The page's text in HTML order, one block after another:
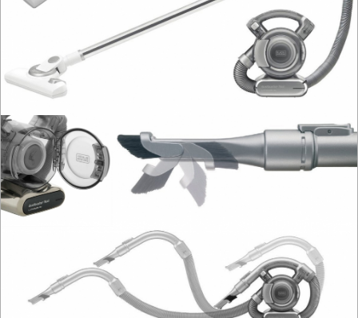
SPAWALNICTWO
URZĄDZENIA
ROZRUCHOWE
PROSTOWNIKI
I
OSPRZĘT
AGREGATY
ODZIEŻ
ROBOCZA